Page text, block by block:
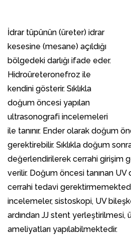
İdrar tüpünün (üreter) idrar
kesesine (mesane) açıldığı
bölgedeki darlığı ifade eder.
Hidroüreteronefroz ile
kendini gösterir. Sıklıkla
doğum öncesi yapılan
ultrasonografi incelemeleri
ile tanınır. Ender olarak doğum
gerektirebilir. Sıklıkla doğum
değerlendirilerek cerrahi girişim
verilir. Doğum öncesi tanınan UV
cerrahi tedavi
incelemeler, sistoskopi, UV
ardından JJ stent
ameliyatları yapılabilmektedir.